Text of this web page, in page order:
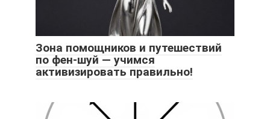
Зона помощников и путешествий
по фен-шуй — учимся
активизировать правильно!